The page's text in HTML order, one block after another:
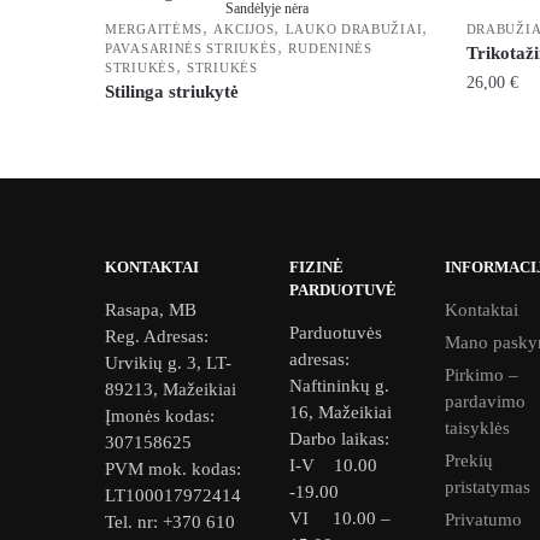
Sandėlyje nėra
MERGAITĖMS, AKCIJOS, LAUKO DRABUŽIAI,
PAVASARINĖS STRIUKĖS,RUDENINĖS
STRIUKĖS,STRIUKĖS
Stilinga striukytė 26,00 €
has
The
options
may
be
chosen
on
the
product
page
KONTAKTAI
Rasapa, MB
Reg. Adresas:
Urvikių g. 3, LT-
89213, Mažeikiai
Įmonės kodas:
307158625
PVM mok. kodas:
LT100017972414
Tel. nr: +370 610
FIZINĖ
PARDUOTUVĖ
Parduotuvės
adresas:
Naftininkų g.
16, Mažeikiai
Darbo laikas:
I-V 10.00
-19.00
VI 10.00 –
Kontaktai
Mano
Pirkimo –
pardavimo
taisyklės
Prekių
pristatymas
Privatumo